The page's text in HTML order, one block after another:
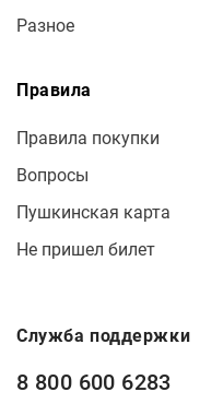
Разное
Правила
Правила покупки
Вопросы
Пушкинская карта
Не пришел билет
Служба поддержки
8 800 600 6283